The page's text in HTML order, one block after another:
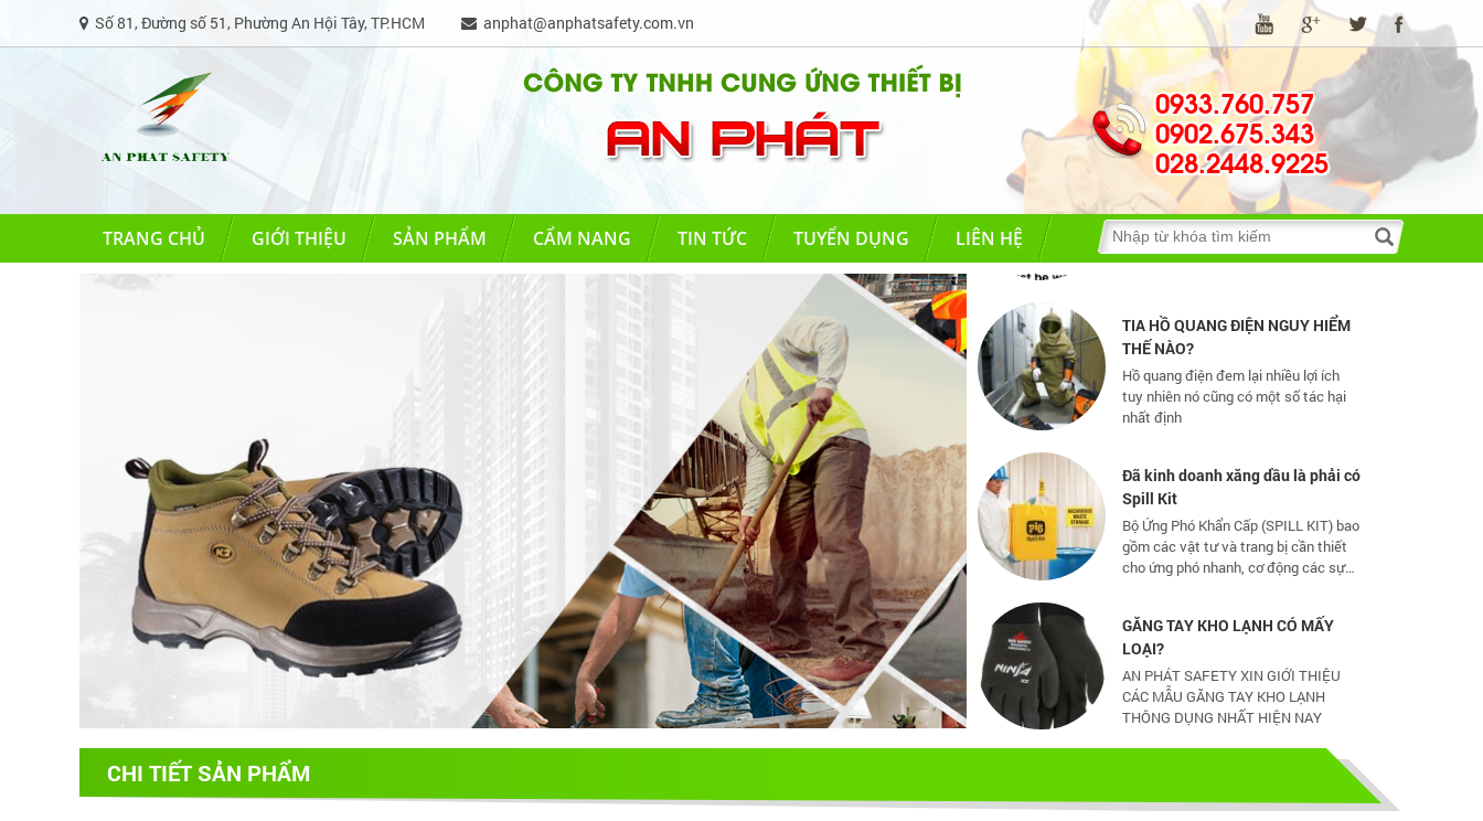
Số 81, Đường số 51, Phường An Hội Tây, TP.HCM anphat@anphatsafety.com.vn
0933.760.757
0902.675.343
028.2448.9225
TRANG CHỦ GIỚI THIỆU SẢN PHẨM CẨM NANG TIN TỨC TUYỂN DỤNG LIÊN HỆ
Những quy định và hệ thống pháp
luật về bảo hộ lao động
Những quy định và hệ thống pháp luật
về bảo hộ lao động
THẾ NÀO?
Hồ quang điện đem lại nhiều lợi ích
tuy nhiên nó cũng có một số tác hại
nhất định
Spill Kit
Bộ Ứng Phó Khẩn Cấp (SPILL KIT) bao
gồm các vật tư và trang bị cần thiết
cho ứng phó nhanh, cơ động các sự
cố tràn đổ dầu và hoá chất mức vừa
LOẠI?
AN PHÁT SAFETY XIN GIỚI THIỆU
CÁC MẪU GĂNG TAY KHO LẠNH
THÔNG DỤNG NHẤT HIỆN NAY
CHỌN GIÀY BẢO HỘ - ĐỪNG ĐỂ
Hãy chọn lựa 1 đôi giày bảo hộ phù
CHI TIẾT SẢN PHẨM